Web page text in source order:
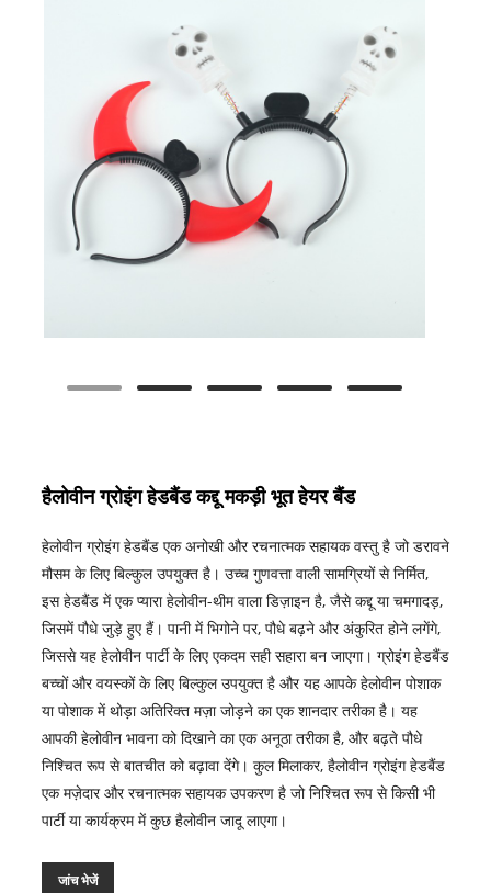
हैलोवीन ग्रोइंग हेडबैंड कद्दू मकड़ी भूत हेयर बैंड
हेलोवीन ग्रोइंग हेडबैंड एक अनोखी और रचनात्मक सहायक वस्तु है जो डरावने
मौसम के लिए बिल्कुल उपयुक्त है। उच्च गुणवत्ता वाली सामग्रियों से निर्मित,
इस हेडबैंड में एक प्यारा हेलोवीन-थीम वाला डिज़ाइन है, जैसे कद्दू या चमगादड़,
जिसमें पौधे जुड़े हुए हैं। पानी में भिगोने पर, पौधे बढ़ने और अंकुरित होने लगेंगे,
जिससे यह हेलोवीन पार्टी के लिए एकदम सही सहारा बन जाएगा। ग्रोइंग हेडबैंड
बच्चों और वयस्कों के लिए बिल्कुल उपयुक्त है और यह आपके हेलोवीन पोशाक
या पोशाक में थोड़ा अतिरिक्त मज़ा जोड़ने का एक शानदार तरीका है। यह
आपकी हेलोवीन भावना को दिखाने का एक अनूठा तरीका है, और बढ़ते पौधे
निश्चित रूप से बातचीत को बढ़ावा देंगे। कुल मिलाकर, हैलोवीन ग्रोइंग हेडबैंड
एक मज़ेदार और रचनात्मक सहायक उपकरण है जो निश्चित रूप से किसी भी
पार्टी या कार्यक्रम में कुछ हैलोवीन जादू लाएगा।
जांच भेजें